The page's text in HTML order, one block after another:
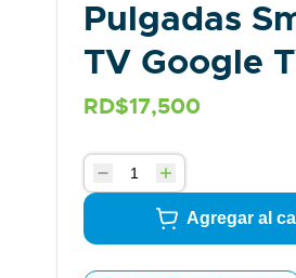
Pulgadas
TV Google
RD$17,500
Agregar al